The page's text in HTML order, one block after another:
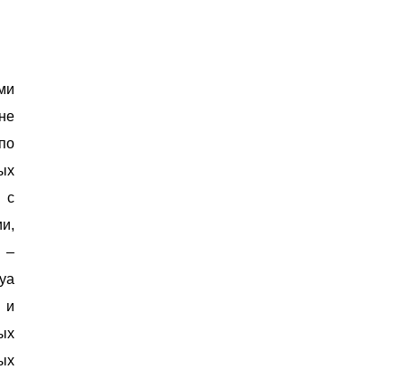
с
–
и